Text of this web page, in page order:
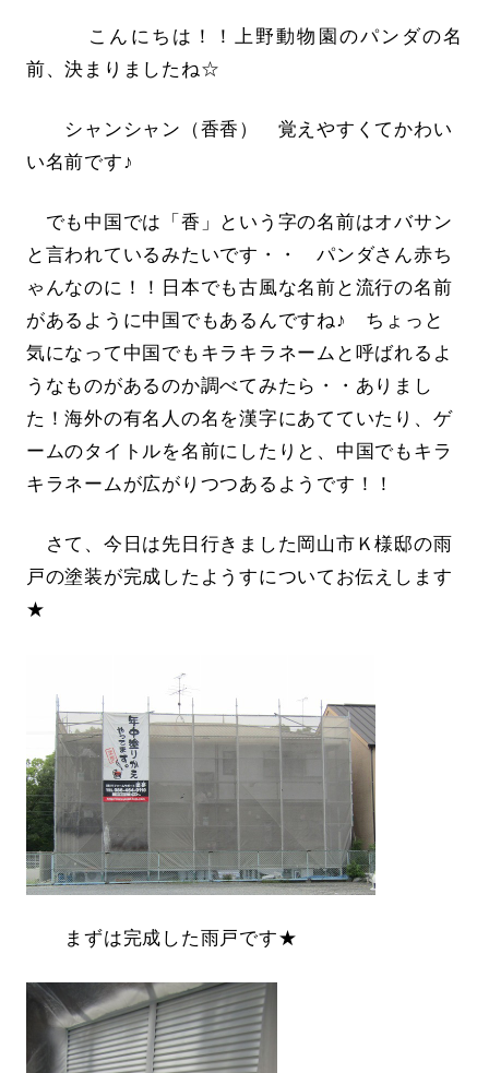
こんにちは！！上野動物園のパンダの名
前、決まりましたね☆
シャンシャン（香香） 覚えやすくてかわい
い名前です♪
でも中国では「香」という字の名前はオバサン
と言われているみたいです・・ パンダさん赤ち
ゃんなのに！！日本でも古風な名前と流行の名前
があるように中国でもあるんですね♪ ちょっと
気になって中国でもキラキラネームと呼ばれるよ
うなものがあるのか調べてみたら・・ありまし
た！海外の有名人の名を漢字にあてていたり、ゲ
ームのタイトルを名前にしたりと、中国でもキラ
キラネームが広がりつつあるようです！！
さて、今日は先日行きました岡山市Ｋ様邸の雨
戸の塗装が完成したようすについてお伝えします
★
まずは完成した雨戸です★